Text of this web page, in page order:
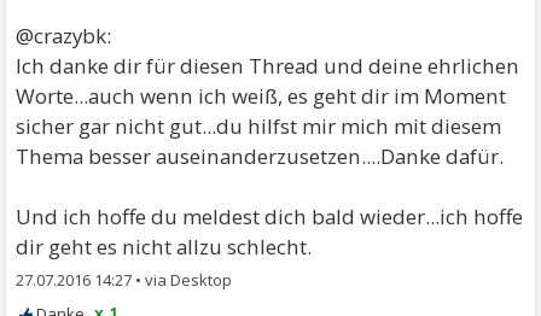
@crazybk:
Ich danke dir für diesen Thread und deine ehrlichen
Worte...auch wenn ich weiß, es geht dir im Moment
sicher gar nicht gut...du hilfst mir mich mit diesem
Thema besser auseinanderzusetzen....Danke dafür.
Und ich hoffe du meldest dich bald wieder...ich hoffe
dir geht es nicht allzu schlecht.
27.07.2016 14:27 •